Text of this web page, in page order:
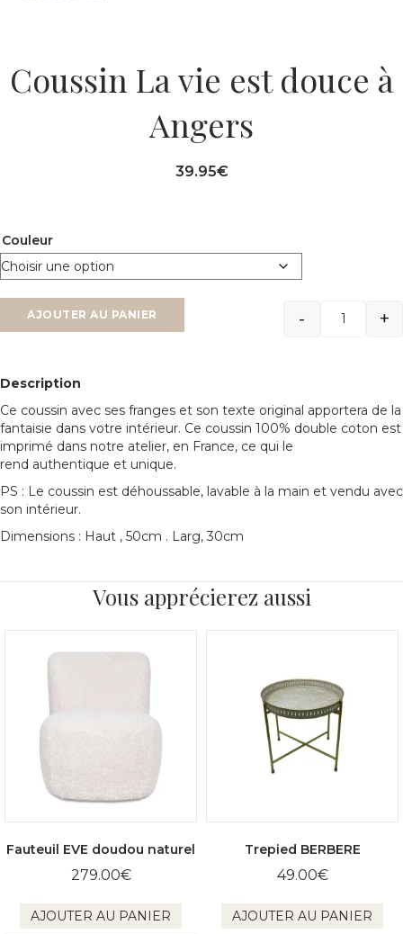
Coussin La vie est douce à
Angers
39.95€
Couleur
- +
AJOUTER AU PANIER
Description
Ce coussin avec ses franges et son texte original apportera de la
fantaisie dans votre intérieur. Ce coussin 100% double coton est
imprimé dans notre atelier, en France, ce qui le
rend authentique et unique.
PS : Le coussin est déhoussable, lavable à la main et vendu avec
son intérieur.
Dimensions : Haut , 50cm . Larg, 30cm
Vous apprécierez aussi
Fauteuil EVE doudou naturel
279.00€
AJOUTER AU PANIER
Trepied BERBERE
49.00€
AJOUTER AU PANIER